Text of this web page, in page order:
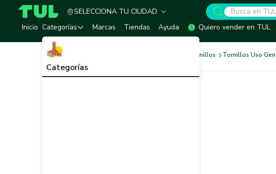
TUL - Tu Marketplace de Construcción
SELECCIONA TU CIUDAD
Inicio Categorías
Categorías
Marcas Tiendas Ayuda Quiero vender en TUL
Tornillos Tornillos Uso